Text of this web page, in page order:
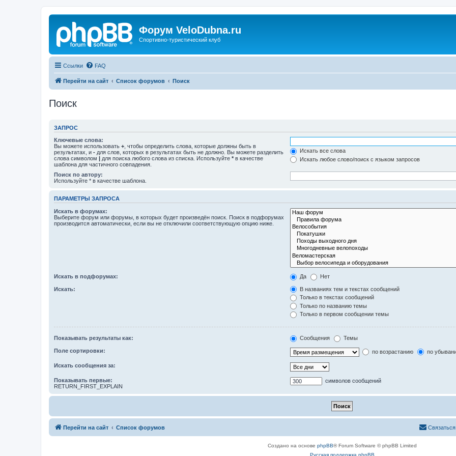
Форум VeloDubna.ru
Спортивно-туристический клуб
Ссылки FAQ
Перейти на сайт Список форумов Поиск
Поиск
ЗАПРОС
Ключевые слова:
Вы можете использовать + , чтобы определить слова, которые должны быть в
результатах, и - для слов, которых в результатах быть не должно. Вы можете разделить
слова символом | для поиска любого слова из списка. Используйте * в качестве
шаблона для частичного совпадения.
Искать все слова
Искать любое слово/поиск с языком запросов
Поиск по автору:
Используйте * в качестве шаблона.
ПАРАМЕТРЫ ЗАПРОСА
Искать в форумах:
Выберите форум или форумы, в которых будет произведён поиск. Поиск в подфорумах
производится автоматически, если вы не отключили соответствующую опцию ниже.
Искать в подфорумах: Да Нет
Искать:
В названиях тем и текстах сообщений
Только в текстах сообщений
Только по названию темы
Только в первом сообщении темы
Показывать результаты как: Сообщения Темы
Поле сортировки: по возрастанию по
Искать сообщения за:
Показывать первые:
RETURN_FIRST_EXPLAIN
символов сообщений
Перейти на сайт Список форумов
Создано на основе phpBB® Forum Software © phpBB Limited
Русская поддержка phpBB